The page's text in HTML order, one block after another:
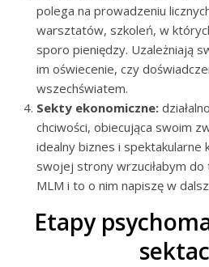
polega na prowadzeniu
warsztatów, szkoleń, w
sporo pieniędzy. Uzależniają
im oświecenie, czy
wszechświatem.
Sekty ekonomiczne:
chciwości, obiecująca swoim
idealny biznes i spektakularne
swojej strony wrzuciłabym
MLM i to o nim napiszę w
Etapy